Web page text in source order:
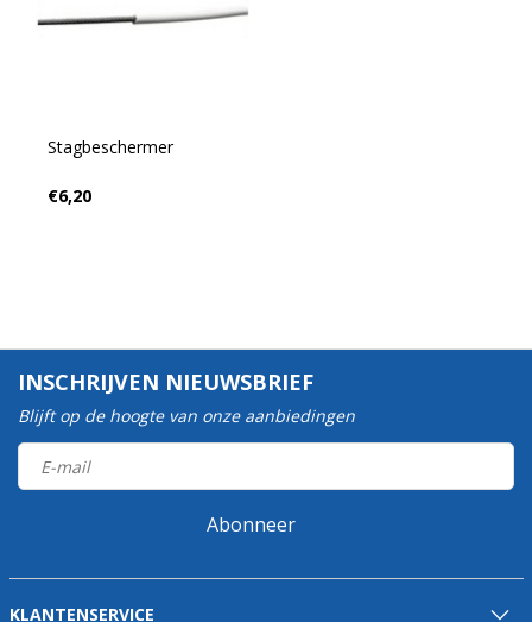
Stagbeschermer
€6,20
INSCHRIJVEN NIEUWSBRIEF
Blijft op de hoogte van onze aanbiedingen
Abonneer
KLANTENSERVICE